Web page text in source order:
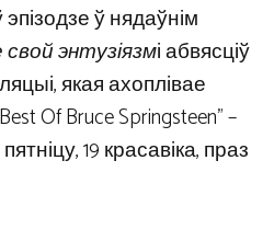
ў нядаўнім
энтузіязмі абвясціў
якая ахоплівае
Of Bruce Springsteen” –
19 красавіка, праз